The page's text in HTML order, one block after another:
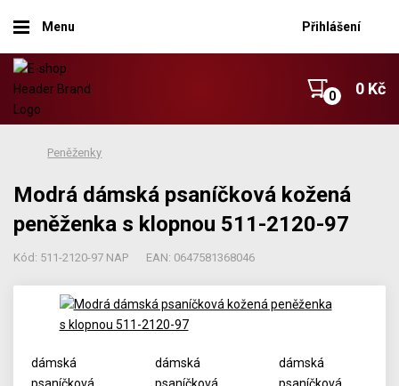
Menu Přihlášení
0 Kč
Peněženky
Modrá dámská psaníčková kožená
peněženka s klopnou 511-2120-97
Kód: 511-2120-97 NAP EAN: 0647581368046